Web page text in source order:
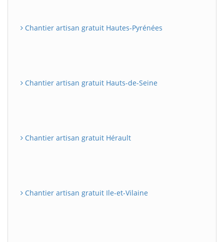
Chantier artisan gratuit Hautes-Pyrénées
Chantier artisan gratuit Hauts-de-Seine
Chantier artisan gratuit Hérault
Chantier artisan gratuit Ile-et-Vilaine